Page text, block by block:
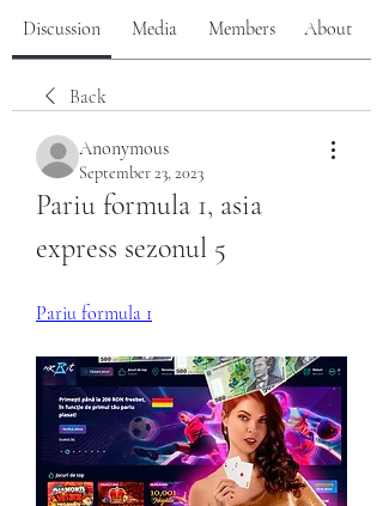
Discussion Media Members About
Back
Anonymous
September 23, 2023
Pariu formula 1, asia
express sezonul 5
Pariu formula 1